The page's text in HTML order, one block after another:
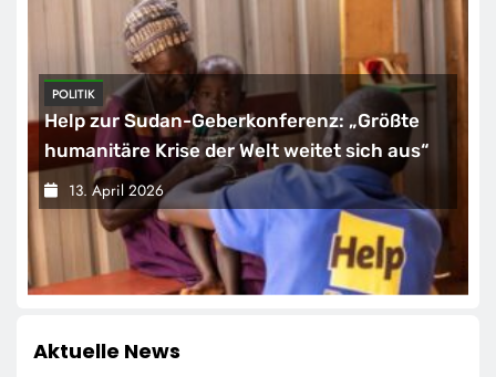
POLITIK
Help zur Sudan-Geberkonferenz: „Größte
humanitäre Krise der Welt weitet sich aus“
13. April 2026
Aktuelle News